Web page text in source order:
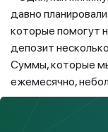
давно
которые помогут
депозит
Суммы, которые
ежемесячно,
планируем
каждого